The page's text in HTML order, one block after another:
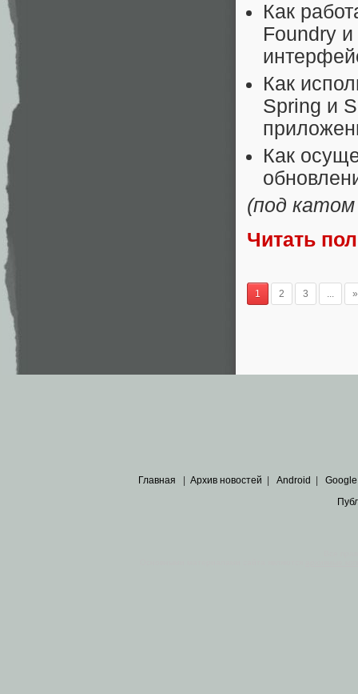
Как
Foundry
Как
Spring и
Как
(под
Читать
1 2 3 »
Главная Архив новостей Android Google